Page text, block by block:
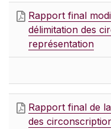
Rapport final
délimitation des
représentation
Rapport final de
des